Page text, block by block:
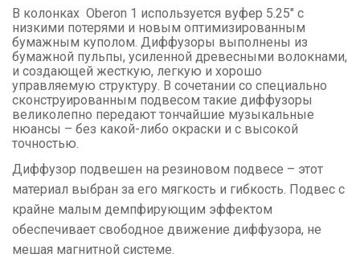
В колонках Oberon 1 используется вуфер 5.25" с
низкими потерями и новым оптимизированным
бумажным куполом. Диффузоры выполнены из
бумажной пульпы, усиленной древесными волокнами,
и создающей жесткую, легкую и хорошо
управляемую структуру. В сочетании со специально
сконструированным подвесом такие диффузоры
великолепно передают тончайшие музыкальные
нюансы – без какой-либо окраски и с высокой
точностью.
Диффузор подвешен на резиновом подвесе – этот
материал выбран за его мягкость и гибкость. Подвес с
крайне малым демпфирующим эффектом
обеспечивает свободное движение диффузора, не
мешая магнитной системе.